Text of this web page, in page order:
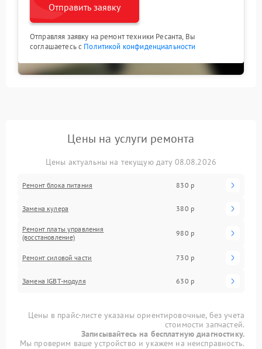
Отправить заявку
Отправляя заявку на ремонт техники Ресанта, Вы
соглашаетесь с Политикой конфиденциальности
Цены на услуги ремонта
Цены актуальны на текущую дату 08.08.2026
Ремонт блока питания 830 р
Замена кулера 380 р
Ремонт платы управления
(восстановление)
980 р
Ремонт силовой части 730 р
Замена IGBT-модуля 630 р
Цены в прайс-листе указаны ориентировочные, без учета
стоимости запчастей.
Записывайтесь на бесплатную диагностику.
Мы проверим ваше устройство и укажем на неисправность.